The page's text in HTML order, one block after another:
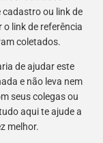
ou link de
link de referência
coletados.
de ajudar este
e não leva nem
seus colegas ou
aqui te ajude a
melhor.